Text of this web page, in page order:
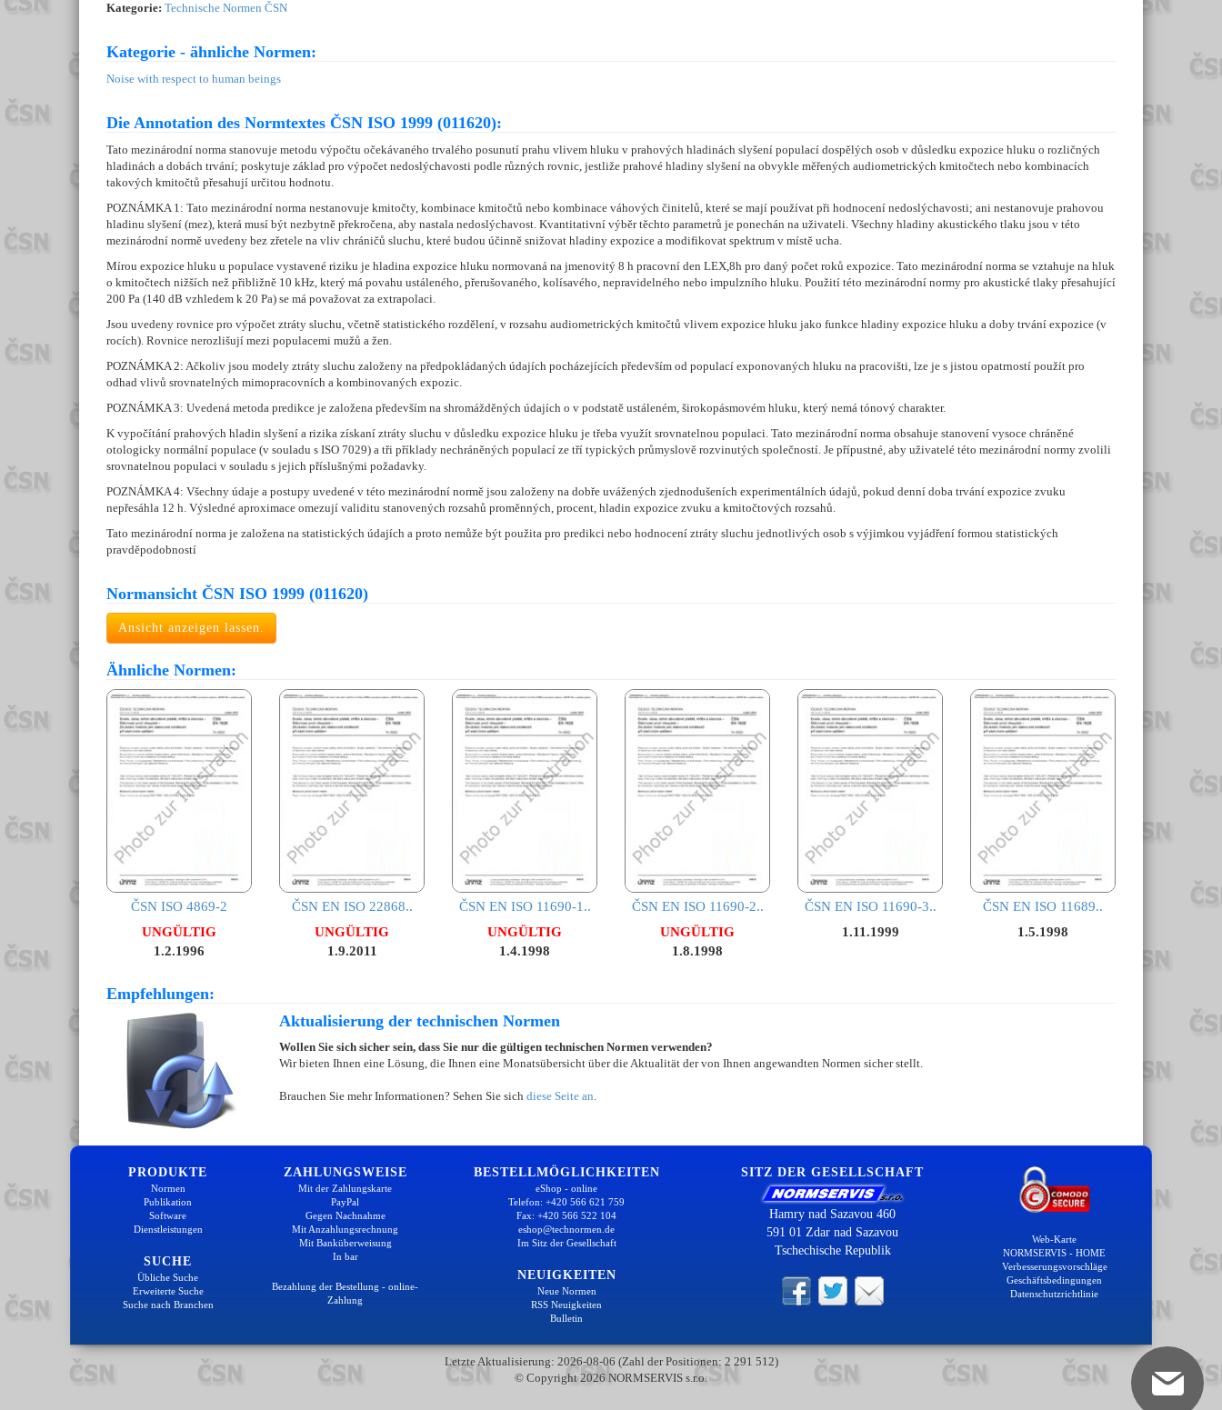
Kategorie: Technische Normen ČSN
Kategorie - ähnliche Normen:
Noise with respect to human beings
Die Annotation des Normtextes ČSN ISO 1999 (011620):
Tato mezinárodní norma stanovuje metodu výpočtu očekávaného trvalého posunutí prahu vlivem hluku v prahových hladinách slyšení populací dospělých osob v důsledku expozice hluku o rozličných
hladinách a dobách trvání; poskytuje základ pro výpočet nedoslýchavosti podle různých rovnic, jestliže prahové hladiny slyšení na obvykle měřených audiometrických kmitočtech nebo kombinacích
takových kmitočtů přesahují určitou hodnotu.
POZNÁMKA 1: Tato mezinárodní norma nestanovuje kmitočty, kombinace kmitočtů nebo kombinace váhových činitelů, které se mají používat při hodnocení nedoslýchavosti; ani nestanovuje prahovou
hladinu slyšení (mez), která musí být nezbytně překročena, aby nastala nedoslýchavost. Kvantitativní výběr těchto parametrů je ponechán na uživateli. Všechny hladiny akustického tlaku jsou v této
mezinárodní normě uvedeny bez zřetele na vliv chráničů sluchu, které budou účinně snižovat hladiny expozice a modifikovat spektrum v místě ucha.
Mírou expozice hluku u populace vystavené riziku je hladina expozice hluku normovaná na jmenovitý 8 h pracovní den LEX,8h pro daný počet roků expozice. Tato mezinárodní norma se vztahuje na hluk
o kmitočtech nižších než přibližně 10 kHz, který má povahu ustáleného, přerušovaného, kolísavého, nepravidelného nebo impulzního hluku. Použití této mezinárodní normy pro akustické tlaky přesahující
200 Pa (140 dB vzhledem k 20 Pa) se má považovat za extrapolaci.
Jsou uvedeny rovnice pro výpočet ztráty sluchu, včetně statistického rozdělení, v rozsahu audiometrických kmitočtů vlivem expozice hluku jako funkce hladiny expozice hluku a doby trvání expozice (v
rocích). Rovnice nerozlišují mezi populacemi mužů a žen.
POZNÁMKA 2: Ačkoliv jsou modely ztráty sluchu založeny na předpokládaných údajích pocházejících především od populací exponovaných hluku na pracovišti, lze je s jistou opatrností použít pro
odhad vlivů srovnatelných mimopracovních a kombinovaných expozic.
POZNÁMKA 3: Uvedená metoda predikce je založena především na shromážděných údajích o v podstatě ustáleném, širokopásmovém hluku, který nemá tónový charakter.
K vypočítání prahových hladin slyšení a rizika získaní ztráty sluchu v důsledku expozice hluku je třeba využít srovnatelnou populaci. Tato mezinárodní norma obsahuje stanovení vysoce chráněné
otologicky normální populace (v souladu s ISO 7029) a tři příklady nechráněných populací ze tří typických průmyslově rozvinutých společností. Je přípustné, aby uživatelé této mezinárodní normy zvolili
srovnatelnou populaci v souladu s jejich příslušnými požadavky.
POZNÁMKA 4: Všechny údaje a postupy uvedené v této mezinárodní normě jsou založeny na dobře uvážených zjednodušeních experimentálních údajů, pokud denní doba trvání expozice zvuku
nepřesáhla 12 h. Výsledné aproximace omezují validitu stanovených rozsahů proměnných, procent, hladin expozice zvuku a kmitočtových rozsahů.
Tato mezinárodní norma je založena na statistických údajích a proto nemůže být použita pro predikci nebo hodnocení ztráty sluchu jednotlivých osob s výjimkou vyjádření formou statistických
pravděpodobností
Normansicht ČSN ISO 1999 (011620)
Ansicht anzeigen lassen.
Ähnliche Normen:
ČSN ISO 4869-2
UNGÜLTIG
1.2.1996
ČSN EN ISO 22868..
UNGÜLTIG
1.9.2011
ČSN EN ISO 11690-1..
UNGÜLTIG
1.4.1998
ČSN EN ISO 11690-2..
UNGÜLTIG
1.8.1998
ČSN EN ISO 11690-3..
1.11.1999
ČSN EN ISO 11689..
1.5.1998
Empfehlungen:
Aktualisierung der technischen Normen
Wollen Sie sich sicher sein, dass Sie nur die gültigen technischen Normen verwenden?
Wir bieten Ihnen eine Lösung, die Ihnen eine Monatsübersicht über die Aktualität der von Ihnen angewandten Normen sicher stellt.
Brauchen Sie mehr Informationen? Sehen Sie sich diese Seite an.
PRODUKTE
Normen
Publikation
Software
Dienstleistungen
SUCHE
Übliche Suche
Erweiterte Suche
Suche nach Branchen
ZAHLUNGSWEISE
Mit der Zahlungskarte
PayPal
Gegen Nachnahme
Mit Anzahlungsrechnung
Mit Banküberweisung
In bar
Bezahlung der Bestellung - online-
Zahlung
BESTELLMÖGLICHKEITEN
eShop - online
Telefon: +420 566 621 759
Fax: +420 566 522 104
eshop@technormen.de
Im Sitz der Gesellschaft
NEUIGKEITEN
Neue Normen
RSS Neuigkeiten
Bulletin
SITZ DER GESELLSCHAFT
Hamry nad Sazavou 460
591 01 Zdar nad Sazavou
Tschechische Republik
Web-Karte
NORMSERVIS - HOME
Verbesserungsvorschläge
Geschäftsbedingungen
Datenschutzrichtlinie
Letzte Aktualisierung: 2026-08-06 (Zahl der Positionen: 2 291 512)
© Copyright 2026 NORMSERVIS s.r.o.